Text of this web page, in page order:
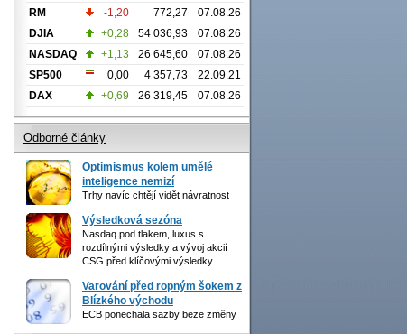
RM
-1,20 772,27
07.08.26
DJIA
+0,28 54 036,93
07.08.26
NASDAQ
+1,13 26 645,60
07.08.26
SP500
0,00 4 357,73
22.09.21
DAX
+0,69 26 319,45 07.08.26
Odborné články
Optimismus kolem umělé
inteligence nemizí
Trhy navíc chtějí vidět návratnost
Výsledková sezóna
Nasdaq pod tlakem, luxus s
rozdílnými výsledky a vývoj akcií
CSG před klíčovými výsledky
Varování před ropným šokem z
Blízkého východu
ECB ponechala sazby beze změny